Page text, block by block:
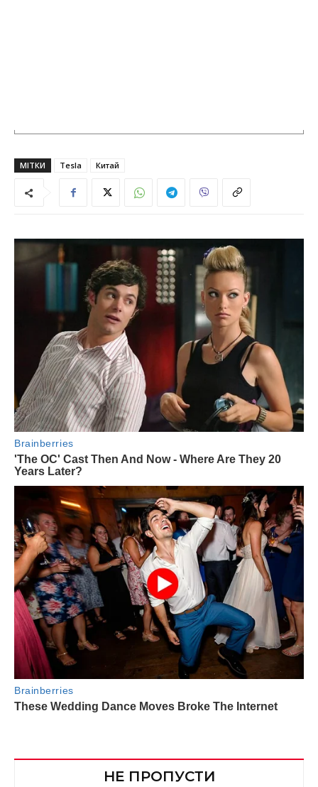
МІТКИ Tesla Китай
НЕ ПРОПУСТИ